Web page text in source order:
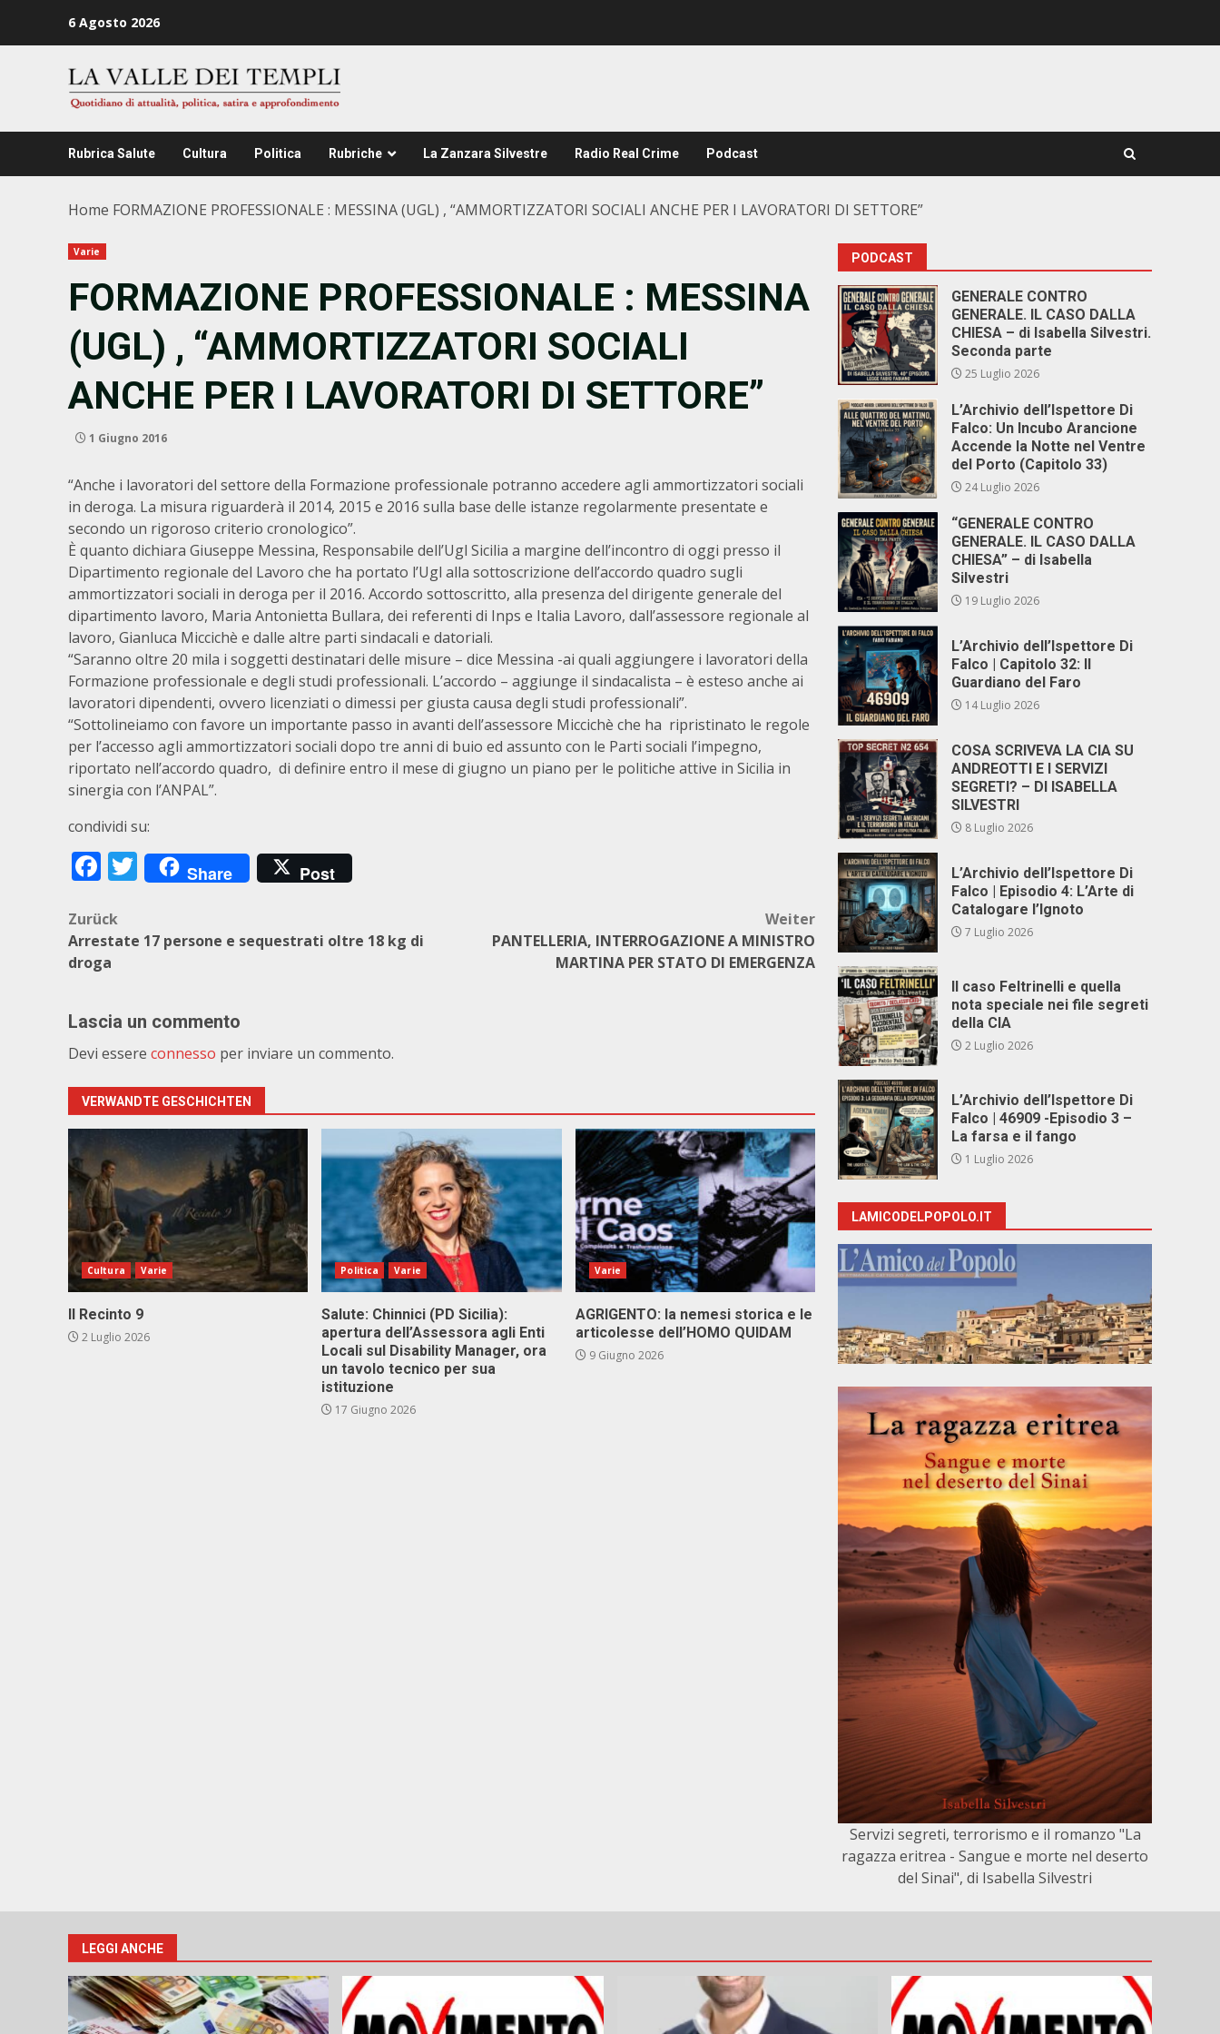
6 Agosto 2026
Rubrica Salute Cultura Politica Rubriche La Zanzara Silvestre Radio Real Crime Podcast
Home FORMAZIONE PROFESSIONALE : MESSINA (UGL) , “AMMORTIZZATORI SOCIALI ANCHE PER I LAVORATORI DI SETTORE”
Varie
FORMAZIONE PROFESSIONALE : MESSINA
(UGL) , “AMMORTIZZATORI SOCIALI
ANCHE PER I LAVORATORI DI SETTORE”
1 Giugno 2016
“Anche i lavoratori del settore della Formazione professionale potranno accedere agli ammortizzatori sociali
in deroga. La misura riguarderà il 2014, 2015 e 2016 sulla base delle istanze regolarmente presentate e
secondo un rigoroso criterio cronologico”.
È quanto dichiara Giuseppe Messina, Responsabile dell’Ugl Sicilia a margine dell’incontro di oggi presso il
Dipartimento regionale del Lavoro che ha portato l’Ugl alla sottoscrizione dell’accordo quadro sugli
ammortizzatori sociali in deroga per il 2016. Accordo sottoscritto, alla presenza del dirigente generale del
dipartimento lavoro, Maria Antonietta Bullara, dei referenti di Inps e Italia Lavoro, dall’assessore regionale al
lavoro, Gianluca Miccichè e dalle altre parti sindacali e datoriali.
“Saranno oltre 20 mila i soggetti destinatari delle misure – dice Messina -ai quali aggiungere i lavoratori della
Formazione professionale e degli studi professionali. L’accordo – aggiunge il sindacalista – è esteso anche ai
lavoratori dipendenti, ovvero licenziati o dimessi per giusta causa degli studi professionali”.
“Sottolineiamo con favore un importante passo in avanti dell’assessore Miccichè che ha ripristinato le regole
per l’accesso agli ammortizzatori sociali dopo tre anni di buio ed assunto con le Parti sociali l’impegno,
riportato nell’accordo quadro, di definire entro il mese di giugno un piano per le politiche attive in Sicilia in
sinergia con l’ANPAL”.
condividi su:
Facebook
Twitter
Share Post
Beitragsnavigation
Zurück
Arrestate 17 persone e sequestrati oltre 18 kg di
droga
Weiter
PANTELLERIA, INTERROGAZIONE A MINISTRO
MARTINA PER STATO DI EMERGENZA
Lascia un commento
Devi essere connesso per inviare un commento.
VERWANDTE GESCHICHTEN
Cultura Varie
Il Recinto 9
2 Luglio 2026
Politica Varie
Salute: Chinnici (PD Sicilia):
apertura dell’Assessora agli Enti
Locali sul Disability Manager, ora
un tavolo tecnico per sua
istituzione
17 Giugno 2026
Varie
AGRIGENTO: la nemesi storica e le
articolesse dell’HOMO QUIDAM
9 Giugno 2026
PODCAST
GENERALE CONTRO
GENERALE. IL CASO DALLA
CHIESA – di Isabella Silvestri.
Seconda parte
25 Luglio 2026
L’Archivio dell’Ispettore Di
Falco: Un Incubo Arancione
Accende la Notte nel Ventre
del Porto (Capitolo 33)
24 Luglio 2026
“GENERALE CONTRO
GENERALE. IL CASO DALLA
CHIESA” – di Isabella
Silvestri
19 Luglio 2026
L’Archivio dell’Ispettore Di
Falco | Capitolo 32: Il
Guardiano del Faro
14 Luglio 2026
COSA SCRIVEVA LA CIA SU
ANDREOTTI E I SERVIZI
SEGRETI? – DI ISABELLA
SILVESTRI
8 Luglio 2026
L’Archivio dell’Ispettore Di
Falco | Episodio 4: L’Arte di
Catalogare l’Ignoto
7 Luglio 2026
Il caso Feltrinelli e quella
nota speciale nei file segreti
della CIA
2 Luglio 2026
L’Archivio dell’Ispettore Di
Falco | 46909 -Episodio 3 –
La farsa e il fango
1 Luglio 2026
LAMICODELPOPOLO.IT
Servizi segreti, terrorismo e il romanzo "La
ragazza eritrea - Sangue e morte nel deserto
del Sinai", di Isabella Silvestri
LEGGI ANCHE